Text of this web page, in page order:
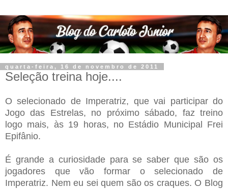
quarta-feira, 16 de novembro de 2011
Seleção treina hoje....
O selecionado de Imperatriz, que vai participar do
Jogo das Estrelas, no próximo sábado, faz treino
logo mais, às 19 horas, no Estádio Municipal Frei
Epifânio.
É grande a curiosidade para se saber que são os
jogadores que vão formar o selecionado de
Imperatriz. Nem eu sei quem são os craques. O Blog